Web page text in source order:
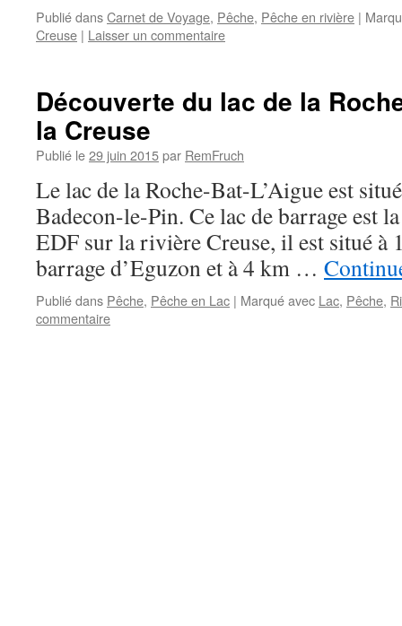
Publié dansCarnet de Voyage, Pêche, Pêche en rivière |
Creuse | Laisser un commentaire
Découverte du lac de la
la Creuse
Publié le29 juin 2015par RemFruch
Le lac de la Roche-Bat-L’Aigue est
Badecon-le-Pin. Ce lac de barrage est
EDF sur la rivière Creuse, il est situé à
barrage d’Eguzon et à 4 km …
Publié dans Pêche, Pêche en Lac | Marqué avec Lac, Pêche,
commentaire